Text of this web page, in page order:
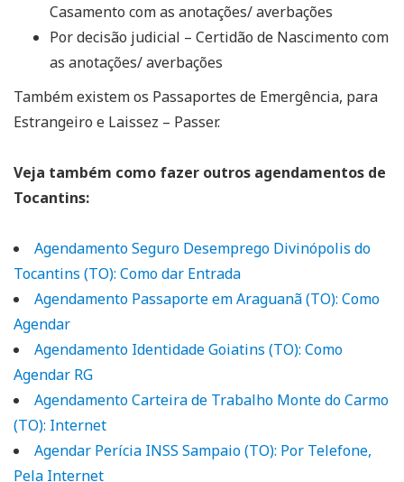
Casamento com as anotações/ averbações
Por decisão judicial – Certidão de Nascimento com
as anotações/ averbações
Também existem os Passaportes de Emergência, para
Estrangeiro e Laissez – Passer.
Veja também como fazer outros agendamentos de
Tocantins:
Agendamento Seguro Desemprego Divinópolis do
Tocantins (TO): Como dar Entrada
Agendamento Passaporte em Araguanã (TO): Como
Agendar
Agendamento Identidade Goiatins (TO): Como
Agendar RG
Agendamento Carteira de Trabalho Monte do Carmo
(TO): Internet
Agendar Perícia INSS Sampaio (TO): Por Telefone,
Pela Internet